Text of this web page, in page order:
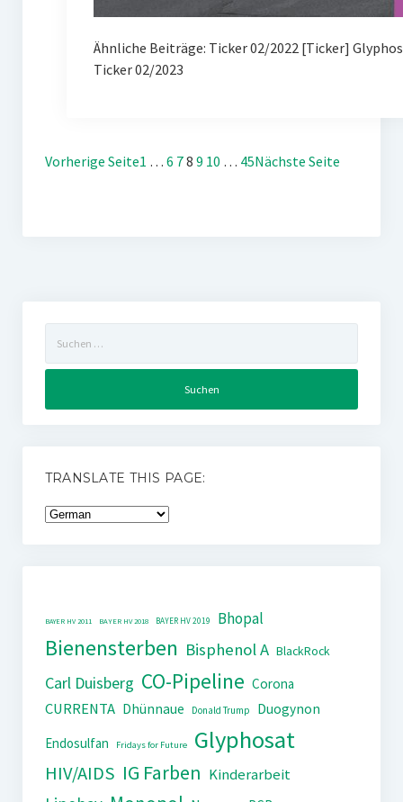
Ähnliche Beiträge: Ticker 02/2022 [Ticker]
Ticker 02/2023
Vorherige Seite1 … 6 78 9 10 … 45Nächste Seite
nach:
TRANSLATE THIS PAGE:
BAYER HV 2011 BAYER HV 2018 BAYER HV 2019 Bhopal
Bienensterben Bisphenol A BlackRock
Carl Duisberg CO-Pipeline Corona
CURRENTA Dhünnaue Donald Trump
Duogynon
Endosulfan
Fridays for Future Glyphosat
HIV/AIDS IG Farben Kinderarbeit